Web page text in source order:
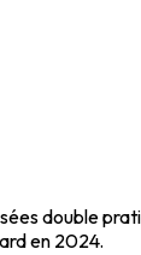
double
en 2024.